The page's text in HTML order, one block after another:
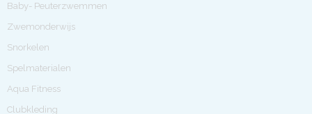
Baby- Peuterzwemmen
Zwemonderwijs
Snorkelen
Spelmaterialen
Aqua Fitness
Clubkleding